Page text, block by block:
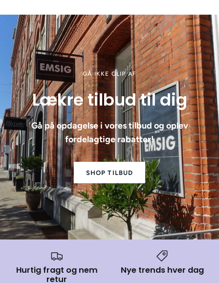
GÅ IKKE GLIP AF
Lækre tilbud til dig
Gå på opdagelse i vores tilbud og oplev
fordelagtige rabatter!
SHOP TILBUD
Hurtig fragt og nem
retur
Nye trends hver dag